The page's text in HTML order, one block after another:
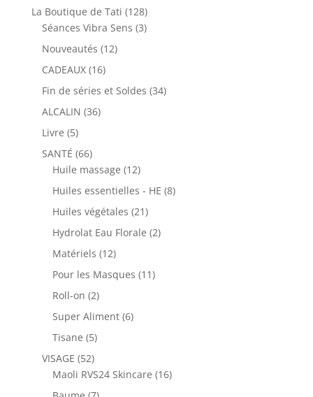
La Boutique de Tati 128128
produits
Séances Vibra Sens 33
Nouveautés 1212
CADEAUX 1616
produits
Fin de séries et Soldes 3434
ALCALIN 3636
Livre 55
produits
SANTÉ 6666
produits
Huile massage 1212
produits
Huiles essentielles - HE 88
Huiles végétales 2121
produits
Hydrolat Eau Florale 22
Matériels 1212
produits
Pour les Masques 1111
Roll-on 22
produits
Super Aliment 66
Tisane 55
produits
VISAGE 5252
produits
Maoli RVS24 Skincare 1616